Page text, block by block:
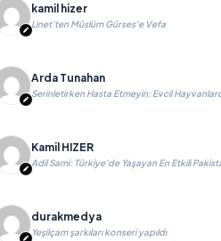
kamil hizer
Linet'ten Müslüm Gürses'e Vefa
Arda Tunahan
Serinletirken Hasta Etmeyin: Evcil
Kamil HIZER
Adil Sami: Türkiye’de Yaşayan En Etkili
İnsanlarından Biri, Yatırım ve Ekonomik
durakmedya
Yeşilçam şarkıları konseri yapıldı